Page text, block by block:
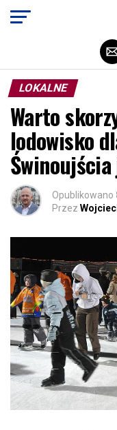
LOKALNE
Warto
lodowisko
Opublikowano
Przez